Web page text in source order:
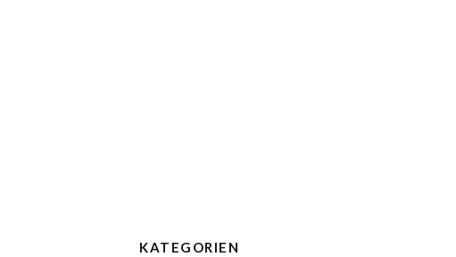
KATEGORIEN